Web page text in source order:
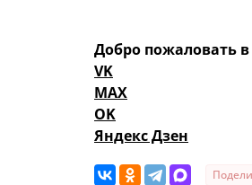
Добро пожаловать
VK
MAX
OK
Яндекс Дзен